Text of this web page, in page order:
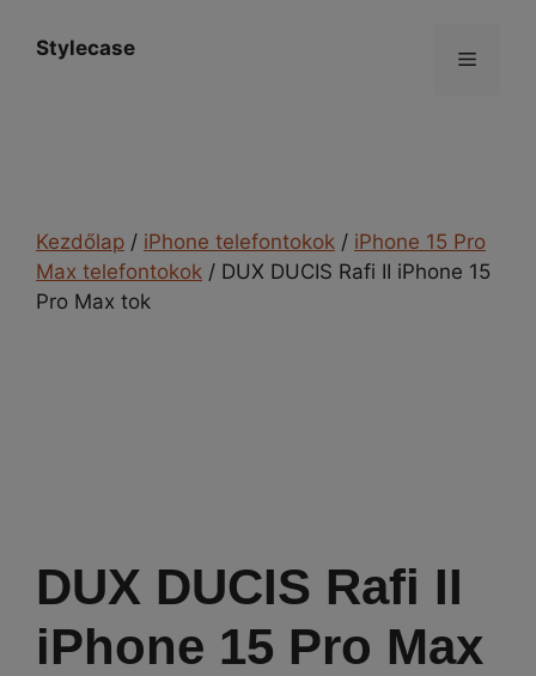
Stylecase Menü
Kezdőlap / iPhone telefontokok / iPhone 15 Pro
Max telefontokok / DUX DUCIS Rafi II iPhone 15
Pro Max tok
DUX DUCIS Rafi II
iPhone 15 Pro Max